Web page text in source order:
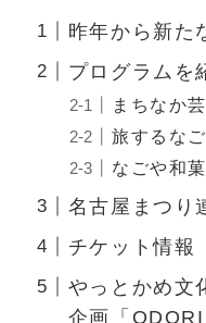
昨年から新た
プログラムを
まちなか
旅するな
なごや和
名古屋まつり
チケット情報
やっとかめ文
企画「